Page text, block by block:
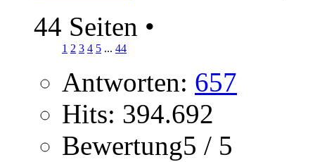
44 Seiten •
1 2 3 4 5 ... 44
Antworten: 657
Hits: 394.692
Bewertung5 / 5